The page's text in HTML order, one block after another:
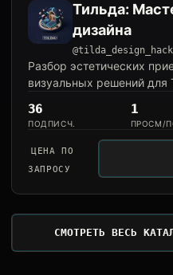
Тильда:
дизайна
Разбор эстетических
визуальных решений для
36
ПОДПИСЧ.
1
ПРОСМ/
ЦЕНА ПО
ЗАПРОСУ
СМОТРЕТЬ ВЕСЬ